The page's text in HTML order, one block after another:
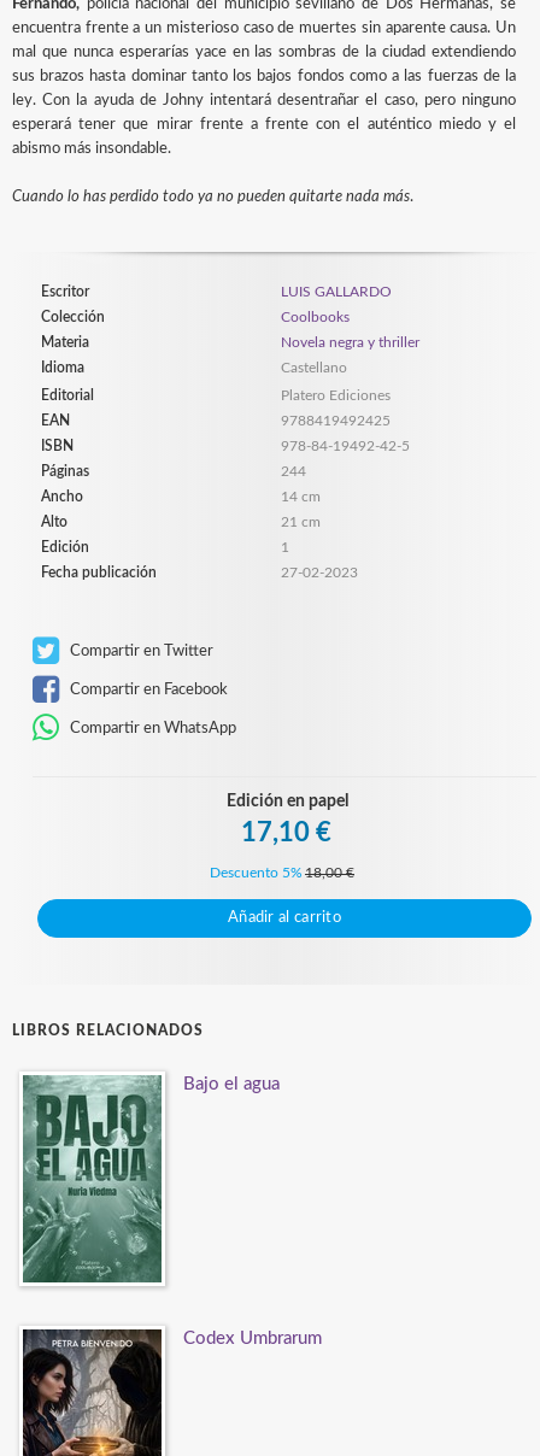
Fernando, policía nacional del municipio sevillano de Dos Hermanas, se
encuentra frente a un misterioso caso de muertes sin aparente causa. Un
mal que nunca esperarías yace en las sombras de la ciudad extendiendo
sus brazos hasta dominar tanto los bajos fondos como a las fuerzas de la
ley. Con la ayuda de Johny intentará desentrañar el caso, pero ninguno
esperará tener que mirar frente a frente con el auténtico miedo y el
abismo más insondable.
Cuando lo has perdido todo ya no pueden quitarte nada más.
Escritor
LUIS GALLARDO
Colección
Coolbooks
Materia
Novela negra y thriller
Idioma
Castellano
Editorial
Platero Ediciones
EAN
9788419492425
ISBN
978-84-19492-42-5
Páginas
244
Ancho
14 cm
Alto
21 cm
Edición
1
Fecha publicación
27-02-2023
Compartir en Twitter
Compartir en Facebook
Compartir en WhatsApp
Edición en papel
17,10 €
Descuento 5% 18,00 €
Añadir al carrito
LIBROS RELACIONADOS
Bajo el agua
Codex Umbrarum